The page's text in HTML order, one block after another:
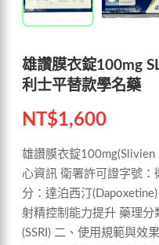
雄讚膜衣錠100mg
利士平替款學名藥
NT$1,600
雄讚膜衣錠100mg(Slivien
心資訊 衛署許可證字號
分：達泊西汀
射精控制能力提升 藥理分
(SSRI) 二、使用規範與效